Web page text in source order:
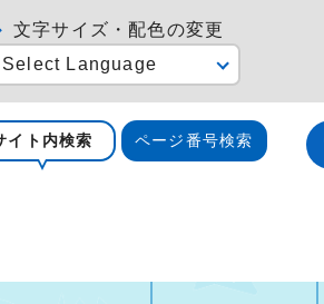
文字サイズ・配色の変更
Select Language
イト内検索 ページ番号検索